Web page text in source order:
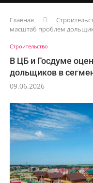
Главная
масштаб проблем
Строительство
В ЦБ и Госдуме
дольщиков в
09.06.2026